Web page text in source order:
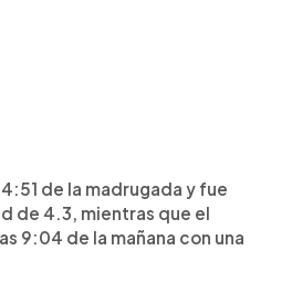
de la madrugada y fue
de 4.3, mientras que el
9:04 de la mañana con una